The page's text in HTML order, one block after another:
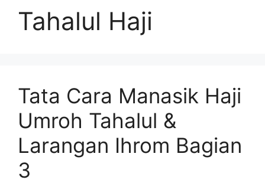
Tahalul Haji
Tata Cara Manasik Haji
Umroh Tahalul &
Larangan Ihrom Bagian
3